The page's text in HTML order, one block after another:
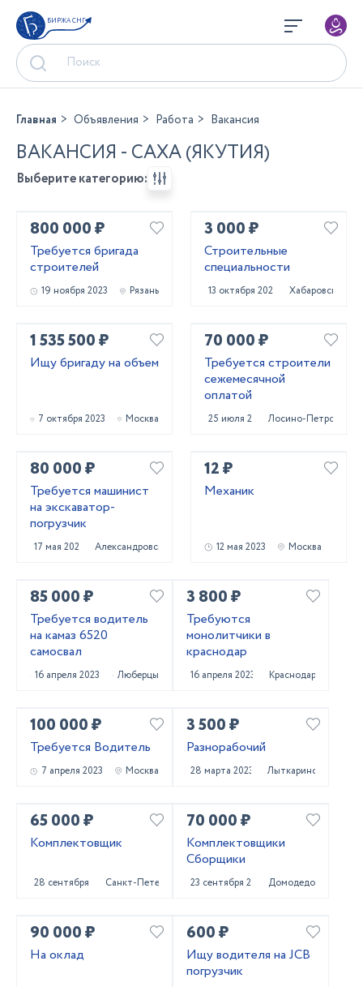
БИРЖА СНГ
Главная Объявления Работа Вакансия
ВАКАНСИЯ - САХА (ЯКУТИЯ)
Выберите категорию:
800 000 ₽
Требуется бригада
строителей
19 ноября 2023 Рязань
3 000 ₽
Строительные
специальности
13 октября 2023 Хабаровск
1 535 500 ₽
Ищу бригаду на объем
7 октября 2023 Москва
70 000 ₽
Требуется строители
сежемесячной
оплатой
25 июля 2023 Лосино-Петровский
80 000 ₽
Требуется машинист
на экскаватор-
погрузчик
17 мая 2023 Александровская
12 ₽
Механик
12 мая 2023 Москва
85 000 ₽
Требуется водитель
на камаз 6520
самосвал
16 апреля 2023 Люберцы
3 800 ₽
Требуются
монолитчики в
краснодар
16 апреля 2023 Краснодар
100 000 ₽
Требуется Водитель
7 апреля 2023 Москва
3 500 ₽
Разнорабочий
28 марта 2023 Лыткарино
65 000 ₽
Комплектовщик
28 сентября 2022Санкт-Петербург
70 000 ₽
Комплектовщики
Сборщики
23 сентября 2022 Домодедово
90 000 ₽
На оклад
600 ₽
Ищу водителя на JCB
погрузчик